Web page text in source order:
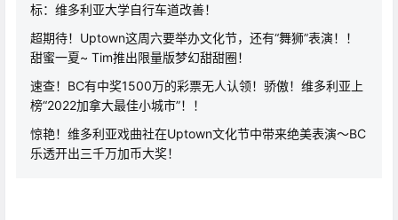
标：维多利亚大学自行车道改善！
超期待！Uptown这周六要举办文化节，还有“舞狮”表演！！
甜蜜一夏~ Tim推出限量版梦幻甜甜圈！
速查！BC有中奖1500万的彩票无人认领！骄傲！维多利亚上
榜“2022加拿大最佳小城市”！！
惊艳！维多利亚戏曲社在Uptown文化节中带来绝美表演～BC
乐透开出三千万加币大奖！